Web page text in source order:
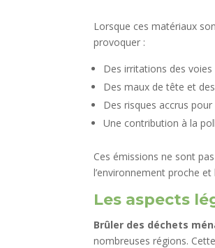
Lorsque ces matériaux
provoquer :
Des irritations des
Des maux de tête et
Des risques accrus
Une contribution à la
Ces émissions ne sont
l’environnement proche
Les aspects
Brûler des déchets
nombreuses régions.